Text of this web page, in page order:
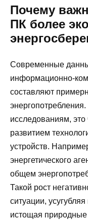
Почему
ПК более
Современные
информационно-
составляют
исследованиям,
развитием
устройств.
энергетического
общем
Такой рост
ситуации,
истощая